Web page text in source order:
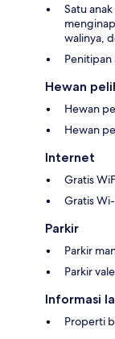
Satu
walinya,
Hewan
Hewan
Hewan
Internet
Gratis
Gratis
Parkir
Parkir
Parkir
Informasi
Properti